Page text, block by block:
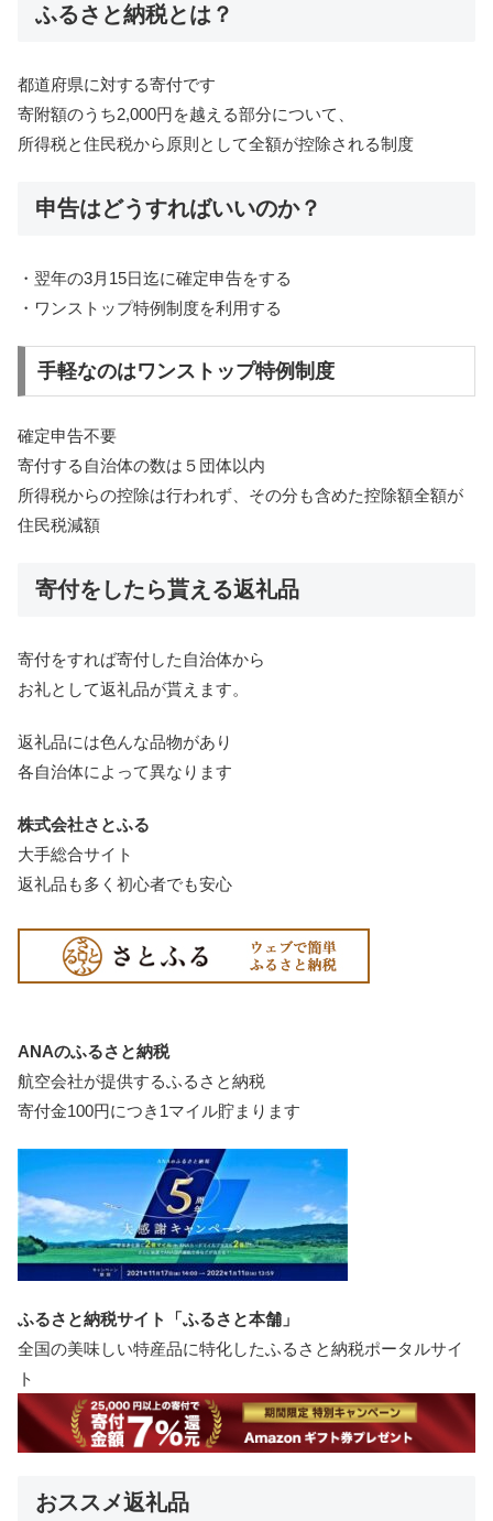
ふるさと納税とは？
都道府県に対する寄付です
寄附額のうち2,000円を越える部分について、
所得税と住民税から原則として全額が控除される制度
申告はどうすればいいのか？
・翌年の3月15日迄に確定申告をする
・ワンストップ特例制度を利用する
手軽なのはワンストップ特例制度
確定申告不要
寄付する自治体の数は５団体以内
所得税からの控除は行われず、その分も含めた控除額全額が
住民税減額
寄付をしたら貰える返礼品
寄付をすれば寄付した自治体から
お礼として返礼品が貰えます。
返礼品には色んな品物があり
各自治体によって異なります
株式会社さとふる
大手総合サイト
返礼品も多く初心者でも安心
ANAのふるさと納税
航空会社が提供するふるさと納税
寄付金100円につき1マイル貯まります
ふるさと納税サイト「ふるさと本舗」
全国の美味しい特産品に特化したふるさと納税ポータルサイ
ト
おススメ返礼品